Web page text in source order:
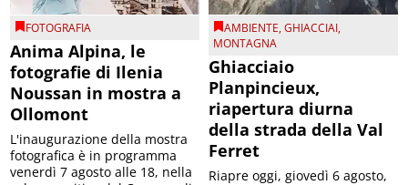
FOTOGRAFIA
Anima Alpina, le
fotografie di Ilenia
Noussan in mostra a
Ollomont
L'inaugurazione della mostra
fotografica è in programma
venerdì 7 agosto alle 18, nella
AMBIENTE,GHIACCIAI,
MONTAGNA
Ghiacciaio
Planpincieux,
riapertura diurna
della strada della Val
Ferret
Riapre oggi, giovedì 6 agosto,